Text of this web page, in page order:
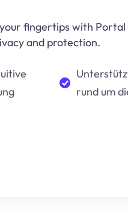
fingertips with Portal
and protection.
rund um